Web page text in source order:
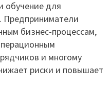
обучение для
Предприниматели
бизнес-процессам,
и многому
риски и повышает